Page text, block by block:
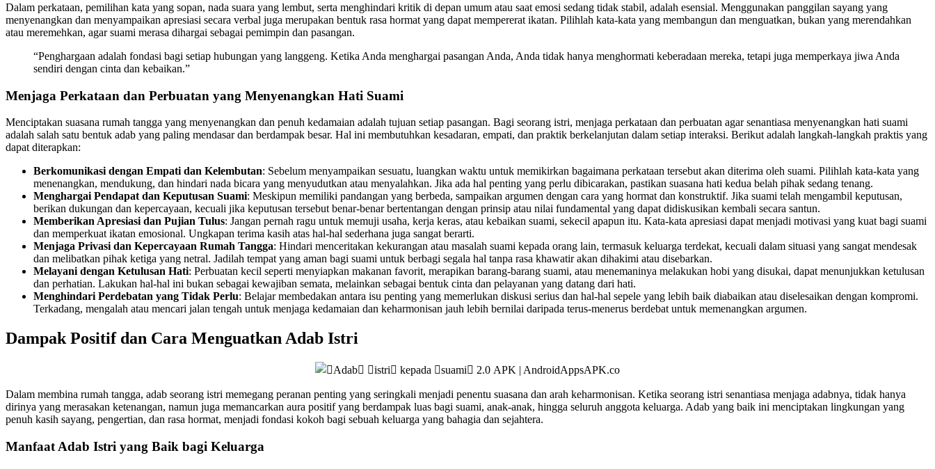
Dalam perkataan, pemilihan kata yang sopan, nada suara yang lembut, serta menghindari kritik di depan umum atau saat emosi sedang tidak stabil, adalah esensial. Menggunakan panggilan sayang yang
menyenangkan dan menyampaikan apresiasi secara verbal juga merupakan bentuk rasa hormat yang dapat mempererat ikatan. Pilihlah kata-kata yang membangun dan menguatkan, bukan yang merendahkan
atau meremehkan, agar suami merasa dihargai sebagai pemimpin dan pasangan.
“Penghargaan adalah fondasi bagi setiap hubungan yang langgeng. Ketika Anda menghargai pasangan Anda, Anda tidak hanya menghormati keberadaan mereka, tetapi juga memperkaya jiwa Anda
sendiri dengan cinta dan kebaikan.”
Menjaga Perkataan dan Perbuatan yang Menyenangkan Hati Suami
Menciptakan suasana rumah tangga yang menyenangkan dan penuh kedamaian adalah tujuan setiap pasangan. Bagi seorang istri, menjaga perkataan dan perbuatan agar senantiasa menyenangkan hati suami
adalah salah satu bentuk adab yang paling mendasar dan berdampak besar. Hal ini membutuhkan kesadaran, empati, dan praktik berkelanjutan dalam setiap interaksi. Berikut adalah langkah-langkah praktis yang
dapat diterapkan:
Berkomunikasi dengan Empati dan Kelembutan: Sebelum menyampaikan sesuatu, luangkan waktu untuk memikirkan bagaimana perkataan tersebut akan diterima oleh suami. Pilihlah kata-kata yang
menenangkan, mendukung, dan hindari nada bicara yang menyudutkan atau menyalahkan. Jika ada hal penting yang perlu dibicarakan, pastikan suasana hati kedua belah pihak sedang tenang.
Menghargai Pendapat dan Keputusan Suami: Meskipun memiliki pandangan yang berbeda, sampaikan argumen dengan cara yang hormat dan konstruktif. Jika suami telah mengambil keputusan,
berikan dukungan dan kepercayaan, kecuali jika keputusan tersebut benar-benar bertentangan dengan prinsip atau nilai fundamental yang dapat didiskusikan kembali secara santun.
Memberikan Apresiasi dan Pujian Tulus: Jangan pernah ragu untuk memuji usaha, kerja keras, atau kebaikan suami, sekecil apapun itu. Kata-kata apresiasi dapat menjadi motivasi yang kuat bagi suami
dan memperkuat ikatan emosional. Ungkapan terima kasih atas hal-hal sederhana juga sangat berarti.
Menjaga Privasi dan Kepercayaan Rumah Tangga: Hindari menceritakan kekurangan atau masalah suami kepada orang lain, termasuk keluarga terdekat, kecuali dalam situasi yang sangat mendesak
dan melibatkan pihak ketiga yang netral. Jadilah tempat yang aman bagi suami untuk berbagi segala hal tanpa rasa khawatir akan dihakimi atau disebarkan.
Melayani dengan Ketulusan Hati: Perbuatan kecil seperti menyiapkan makanan favorit, merapikan barang-barang suami, atau menemaninya melakukan hobi yang disukai, dapat menunjukkan ketulusan
dan perhatian. Lakukan hal-hal ini bukan sebagai kewajiban semata, melainkan sebagai bentuk cinta dan pelayanan yang datang dari hati.
Menghindari Perdebatan yang Tidak Perlu: Belajar membedakan antara isu penting yang memerlukan diskusi serius dan hal-hal sepele yang lebih baik diabaikan atau diselesaikan dengan kompromi.
Terkadang, mengalah atau mencari jalan tengah untuk menjaga kedamaian dan keharmonisan jauh lebih bernilai daripada terus-menerus berdebat untuk memenangkan argumen.
Dampak Positif dan Cara Menguatkan Adab Istri
Dalam membina rumah tangga, adab seorang istri memegang peranan penting yang seringkali menjadi penentu suasana dan arah keharmonisan. Ketika seorang istri senantiasa menjaga adabnya, tidak hanya
dirinya yang merasakan ketenangan, namun juga memancarkan aura positif yang berdampak luas bagi suami, anak-anak, hingga seluruh anggota keluarga. Adab yang baik ini menciptakan lingkungan yang
penuh kasih sayang, pengertian, dan rasa hormat, menjadi fondasi kokoh bagi sebuah keluarga yang bahagia dan sejahtera.
Manfaat Adab Istri yang Baik bagi Keluarga